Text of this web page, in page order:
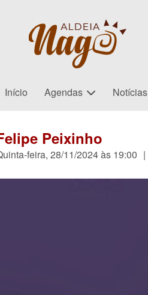
Início Agendas Notícias
Peixinho
feira, 28/11/2024 às 19:00 |